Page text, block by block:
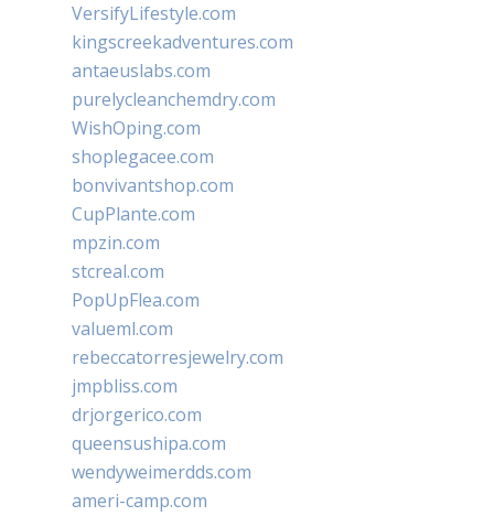
VersifyLifestyle.com
kingscreekadventures.com
antaeuslabs.com
purelycleanchemdry.com
WishOping.com
shoplegacee.com
bonvivantshop.com
CupPlante.com
mpzin.com
stcreal.com
PopUpFlea.com
valueml.com
rebeccatorresjewelry.com
jmpbliss.com
drjorgerico.com
queensushipa.com
wendyweimerdds.com
ameri-camp.com